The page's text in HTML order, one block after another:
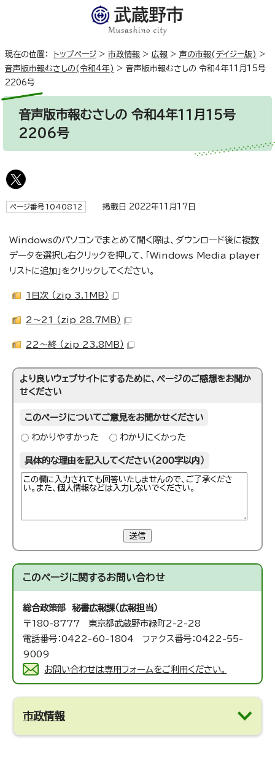
現在の位置： トップページ > 市政情報 > 広報 > 声の市報(デイジー版) >
音声版市報むさしの(令和4年) > 音声版市報むさしの 令和4年11月15号
2206号
音声版市報むさしの 令和4年11月15号
2206号
ページ番号1040812 掲載日 2022年11月17日
Windowsのパソコンでまとめて聞く際は、ダウンロード後に複数
データを選択し右クリックを押して、「Windows Media player
リストに追加」をクリックしてください。
1目次 （zip 3.1MB）
2～21 （zip 28.7MB）
22～終 （zip 23.8MB）
より良いウェブサイトにするために、ページのご感想をお聞か
せください
このページについてご意見をお聞かせください
わかりやすかった わかりにくかった
具体的な理由を記入してください（200字以内）
送信
このページに関するお問い合わせ
総合政策部 秘書広報課（広報担当）
〒180-8777 東京都武蔵野市緑町2-2-28
電話番号：0422-60-1804 ファクス番号：0422-55-
9009
お問い合わせは専用フォームをご利用ください。
市政情報